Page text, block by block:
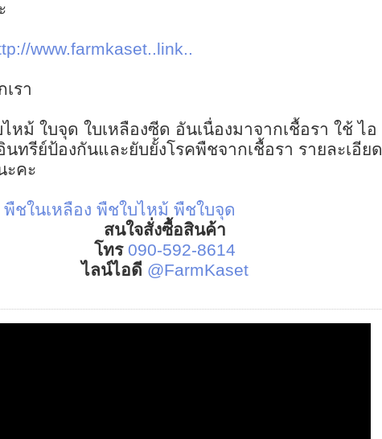
www.farmkaset..link..
รา
หม้ ใบจุด ใบเหลืองซีด อันเนื่องมาจากเชื้อรา ใช้ ไอ
นทรีย์ป้องกันและยับยั้งโรคพืชจากเชื้อรา รายละเอียด
ะคะ
พืชในเหลือง พืชใบไหม้ พืชใบจุด
สนใจสั่งซื้อสินค้า
โทร 090-592-8614
ไลน์ไอดี @FarmKaset